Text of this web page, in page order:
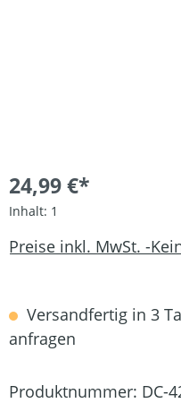
24,99 €*
Inhalt: 1
Preise inkl. MwSt. -
Versandfertig in 3
anfragen
Produktnummer: DC-